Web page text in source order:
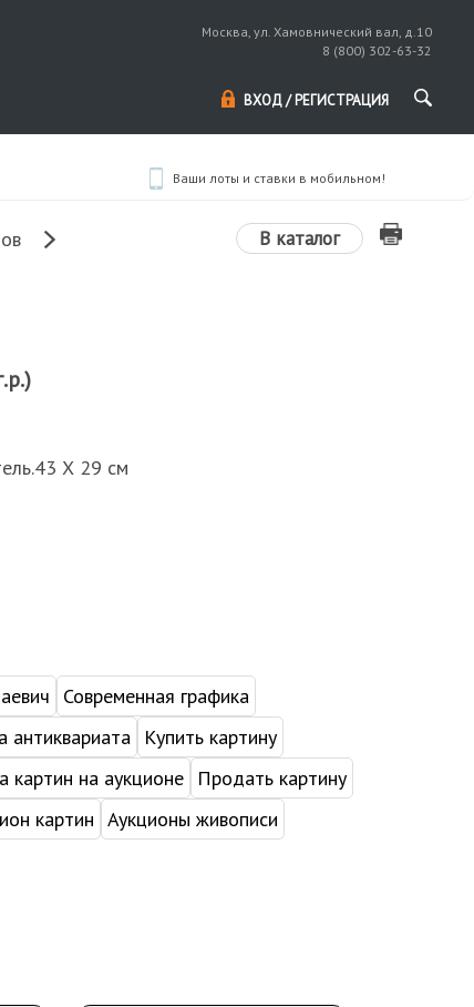
Москва, ул. Хамовнический вал, д.10
8 (800) 302-63-32
ВХОД / РЕГИСТРАЦИЯ
Ваши лоты и ставки в мобильном!
В каталог
Х 29 см
Современная графика
антиквариата
Купить картину
картин на аукционе
Продать картину
картин Аукционы живописи